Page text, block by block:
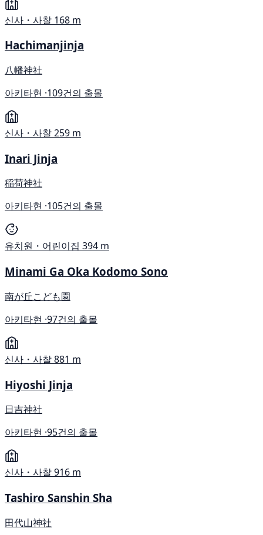
신사・사찰 168 m
Hachimanjinja
八幡神社
아키타현 ·109건의 출몰
신사・사찰259 m
Inari Jinja
稲荷神社
아키타현 ·105건의 출몰
유치원・어린이집 394 m
Minami Ga Oka Kodomo Sono
南が丘こども園
아키타현 ·97건의 출몰
신사・사찰881 m
Hiyoshi Jinja
日吉神社
아키타현 ·95건의 출몰
신사・사찰916 m
Tashiro Sanshin Sha
田代山神社